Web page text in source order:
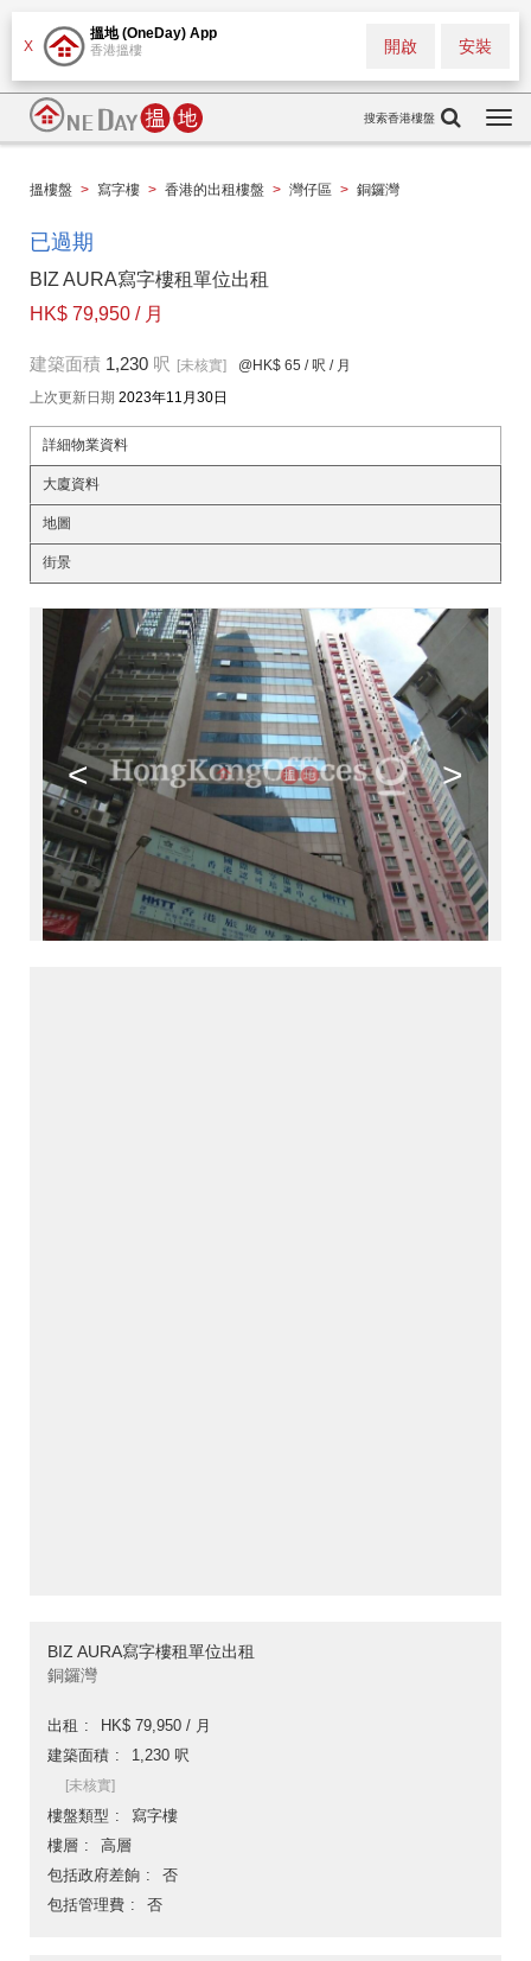
X
搵地 (OneDay) App
香港搵樓 安裝
開啟
搜索香港樓盤
搵樓盤 > 寫字樓 > 香港的出租樓盤 > 灣仔區 > 銅鑼灣
已過期
BIZ AURA寫字樓租單位出租
HK$ 79,950 / 月
建築面積 1,230 呎 [未核實] @HK$ 65 / 呎 / 月
上次更新日期 2023年11月30日
詳細物業資料
大廈資料
地圖
街景
< >
BIZ AURA寫字樓租單位出租
銅鑼灣
出租
HK$ 79,950 / 月
建築面積
1,230 呎
[未核實]
樓盤類型
寫字樓
樓層
高層
包括政府差餉
否
包括管理費
否